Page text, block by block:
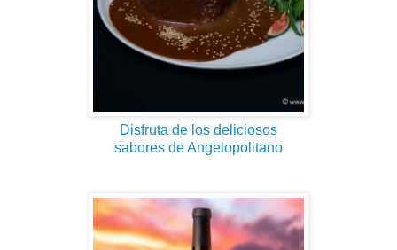
Disfruta de los deliciosos
sabores de Angelopolitano